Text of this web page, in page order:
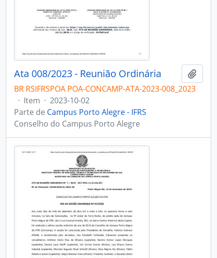
Ata 008/2023 - Reunião Ordinária
BR RSIFRSPOA POA-CONCAMP-ATA-2023-008_2023
· Item · 2023-10-02
Parte de Campus Porto Alegre - IFRS
Conselho do Campus Porto Alegre